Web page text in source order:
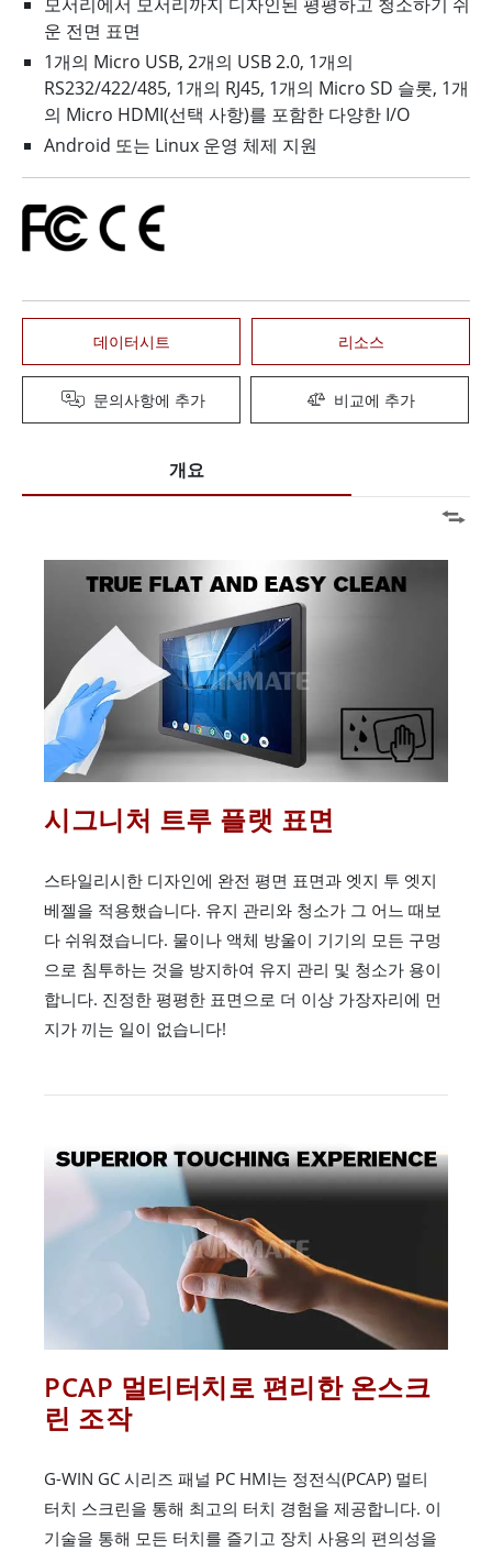
운 전면 표면
1개의 Micro USB, 2개의 USB 2.0, 1개의
RS232/422/485, 1개의 RJ45, 1개의 Micro SD 슬롯, 1개
의 Micro HDMI(선택 사항)를 포함한 다양한 I/O
Android 또는 Linux 운영 체제 지원
데이터시트 리소스
문의사항에 추가 비교에 추가
개요
시그니처 트루 플랫 표면
스타일리시한 디자인에 완전 평면 표면과 엣지 투 엣지
베젤을 적용했습니다. 유지 관리와 청소가 그 어느 때보
다 쉬워졌습니다. 물이나 액체 방울이 기기의 모든 구멍
으로 침투하는 것을 방지하여 유지 관리 및 청소가 용이
합니다. 진정한 평평한 표면으로 더 이상 가장자리에 먼
지가 끼는 일이 없습니다!
PCAP 멀티터치로 편리한 온스크
린 조작
G-WIN GC 시리즈 패널 PC HMI는 정전식(PCAP) 멀티
터치 스크린을 통해 최고의 터치 경험을 제공합니다. 이
기술을 통해 모든 터치를 즐기고 장치 사용의 편의성을